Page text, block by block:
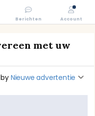
met uw
Nieuwe advertentie
Berichten Account